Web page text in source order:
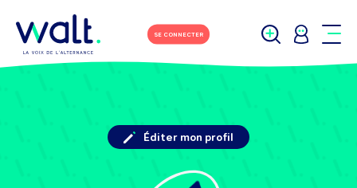
SE CONNECTER
Éditer mon profil